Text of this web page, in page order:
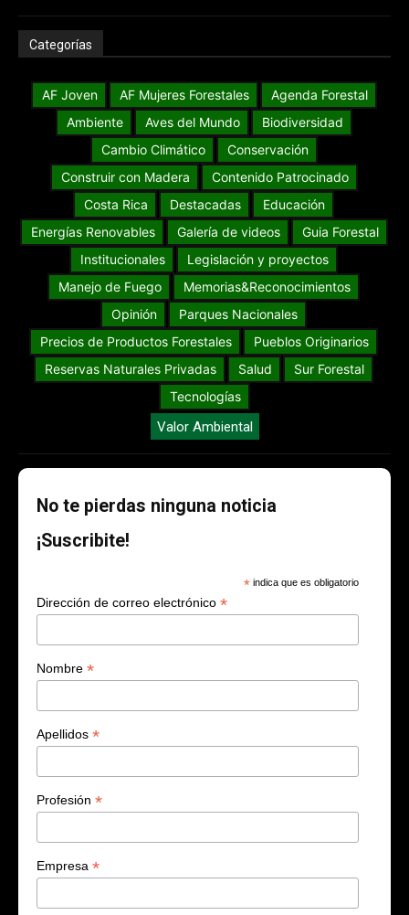
Categorías
AF Joven AF Mujeres Forestales
Agenda Forestal
Ambiente
Aves del Mundo
Biodiversidad
Cambio Climático
Conservación
Construir con Madera
Contenido Patrocinado
Costa Rica
Destacadas
Educación
Energías Renovables
Galería de videos
Guia Forestal
Institucionales
Legislación y proyectos
Manejo de Fuego
Memorias&Reconocimientos
Opinión
Parques Nacionales
Precios de Productos Forestales
Pueblos Originarios
Reservas Naturales Privadas
Salud
Sur Forestal
Tecnologías
Valor Ambiental
No te pierdas ninguna noticia
¡Suscribite!
* indica que es obligatorio
Dirección de correo electrónico *
Nombre *
Apellidos *
Profesión *
Empresa *